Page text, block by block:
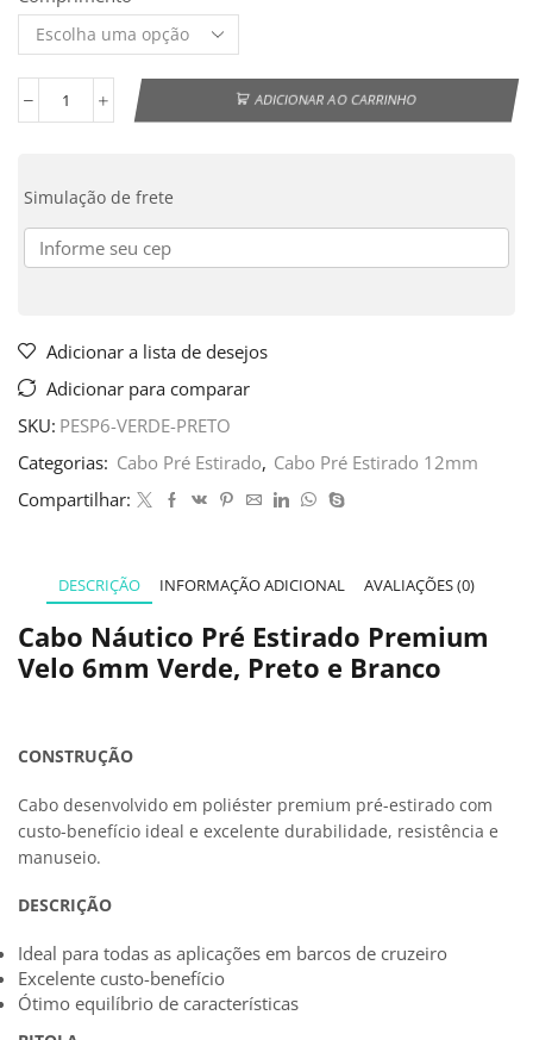
ADICIONAR AO CARRINHO
Simulação de frete
Adicionar a lista de desejos
Adicionar para comparar
SKU: PESP6-VERDE-PRETO
Categorias: Cabo Pré Estirado, Cabo Pré Estirado 12mm
Compartilhar:
DESCRIÇÃO INFORMAÇÃO ADICIONAL AVALIAÇÕES (0)
Cabo Náutico Pré Estirado Premium
Velo 6mm Verde, Preto e Branco
CONSTRUÇÃO
Cabo desenvolvido em poliéster premium pré-estirado com
custo-benefício ideal e excelente durabilidade, resistência e
manuseio.
DESCRIÇÃO
Ideal para todas as aplicações em barcos de cruzeiro
Excelente custo-benefício
Ótimo equilíbrio de características